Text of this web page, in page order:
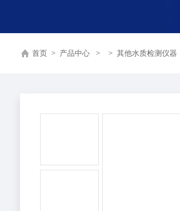
首页 > 产品中心 > > 其他水质检测仪器